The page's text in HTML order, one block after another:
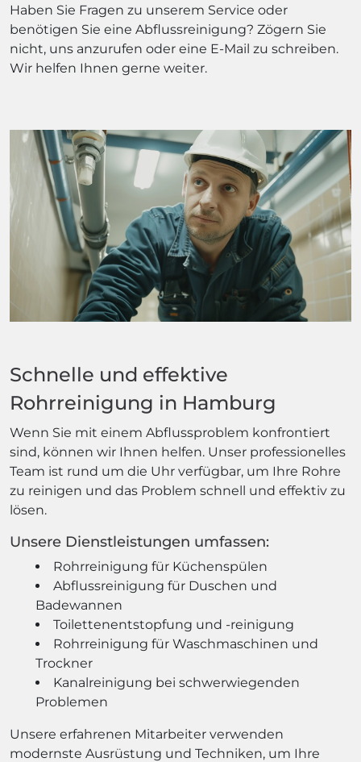
Haben Sie Fragen zu unserem Service oder
benötigen Sie eine Abflussreinigung? Zögern Sie
nicht, uns anzurufen oder eine E-Mail zu schreiben.
Wir helfen Ihnen gerne weiter.
Schnelle und effektive
Rohrreinigung in Hamburg
Wenn Sie mit einem Abflussproblem konfrontiert
sind, können wir Ihnen helfen. Unser professionelles
Team ist rund um die Uhr verfügbar, um Ihre Rohre
zu reinigen und das Problem schnell und effektiv zu
lösen.
Unsere Dienstleistungen umfassen:
Rohrreinigung für Küchenspülen
Abflussreinigung für Duschen und
Badewannen
Toilettenentstopfung und -reinigung
Rohrreinigung für Waschmaschinen und
Trockner
Kanalreinigung bei schwerwiegenden
Problemen
Unsere erfahrenen Mitarbeiter verwenden
modernste Ausrüstung und Techniken, um Ihre